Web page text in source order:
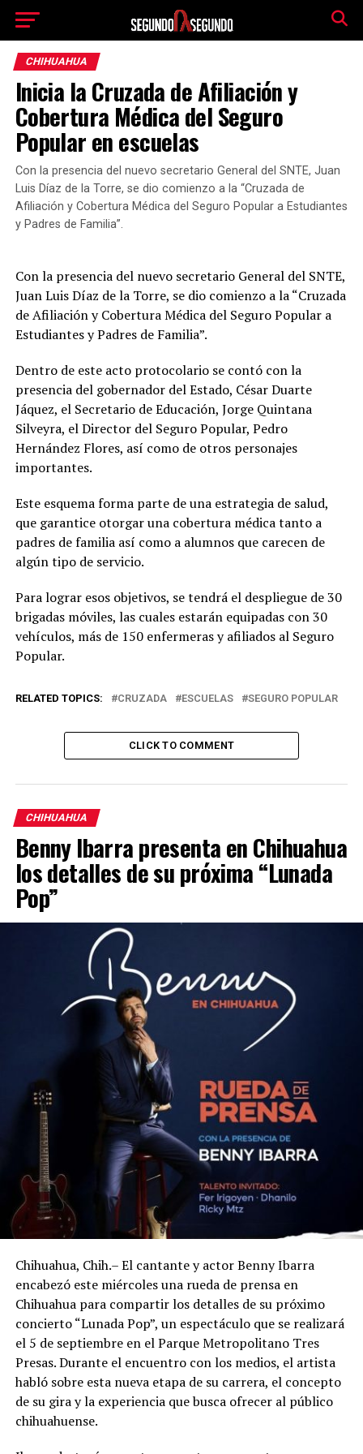
CHIHUAHUA
Inicia la Cruzada de Afiliación y
Cobertura Médica del Seguro
Popular en escuelas
Con la presencia del nuevo secretario General del SNTE, Juan
Luis Díaz de la Torre, se dio comienzo a la “Cruzada de
Afiliación y Cobertura Médica del Seguro Popular a Estudiantes
y Padres de Familia”.
Con la presencia del nuevo secretario General del SNTE,
Juan Luis Díaz de la Torre, se dio comienzo a la “Cruzada
de Afiliación y Cobertura Médica del Seguro Popular a
Estudiantes y Padres de Familia”.
Dentro de este acto protocolario se contó con la
presencia del gobernador del Estado, César Duarte
Jáquez, el Secretario de Educación, Jorge Quintana
Silveyra, el Director del Seguro Popular, Pedro
Hernández Flores, así como de otros personajes
importantes.
Este esquema forma parte de una estrategia de salud,
que garantice otorgar una cobertura médica tanto a
padres de familia así como a alumnos que carecen de
algún tipo de servicio.
Para lograr esos objetivos, se tendrá el despliegue de 30
brigadas móviles, las cuales estarán equipadas con 30
vehículos, más de 150 enfermeras y afiliados al Seguro
Popular.
RELATED TOPICS: CRUZADA ESCUELAS SEGURO POPULAR
CLICK TO COMMENT
CHIHUAHUA
Benny Ibarra presenta en Chihuahua
los detalles de su próxima “Lunada
Pop”
Chihuahua, Chih.– El cantante y actor Benny Ibarra
encabezó este miércoles una rueda de prensa en
Chihuahua para compartir los detalles de su próximo
concierto “Lunada Pop”, un espectáculo que se realizará
el 5 de septiembre en el Parque Metropolitano Tres
Presas. Durante el encuentro con los medios, el artista
habló sobre esta nueva etapa de su carrera, el concepto
de su gira y la experiencia que busca ofrecer al público
chihuahuense.